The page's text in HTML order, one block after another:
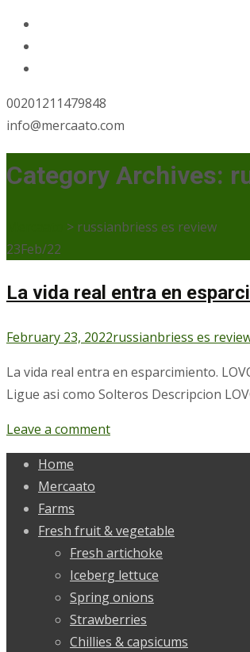
00201211479848
info@mercaato.com
Category Archives:
> russianbriess es review
23Feb/22
La vida real entra en
February 23, 2022russianbriess es
La vida real entra en esparcimiento.
Ligue asi­ como Solteros Descripcion
Leave a comment
Home
Mercaato
Farms
Fresh fruit & vegetable
Fresh artichoke
Iceberg lettuce
Spring onions
Strawberries
Chillies & capsicums